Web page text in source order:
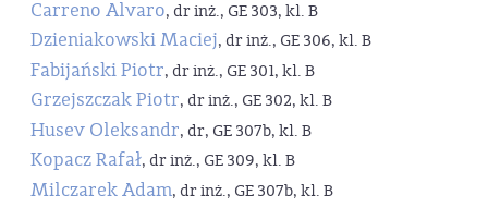
Carreno Alvaro, dr inż., GE 303, kl. B
Dzieniakowski Maciej, dr inż., GE 306, kl. B
Fabijański Piotr, dr inż., GE 301, kl. B
Grzejszczak Piotr, dr inż., GE 302, kl. B
Husev Oleksandr, dr, GE 307b, kl. B
Kopacz Rafał, dr inż., GE 309, kl. B
Milczarek Adam, dr inż., GE 307b, kl. B